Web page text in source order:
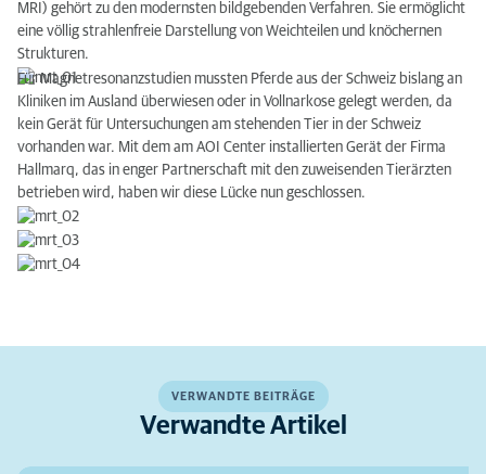
MRI) gehört zu den modernsten bildgebenden Verfahren. Sie ermöglicht
eine völlig strahlenfreie Darstellung von Weichteilen und knöchernen
Strukturen.
Für Magnetresonanzstudien mussten Pferde aus der Schweiz bislang an
Kliniken im Ausland überwiesen oder in Vollnarkose gelegt werden, da
kein Gerät für Untersuchungen am stehenden Tier in der Schweiz
vorhanden war. Mit dem am AOI Center installierten Gerät der Firma
Hallmarq, das in enger Partnerschaft mit den zuweisenden Tierärzten
betrieben wird, haben wir diese Lücke nun geschlossen.
VERWANDTE BEITRÄGE
Verwandte Artikel